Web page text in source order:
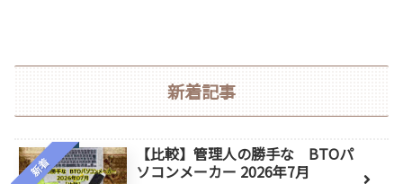
新着記事
新着
【比較】管理人の勝手な BTOパ
ソコンメーカー 2026年7月